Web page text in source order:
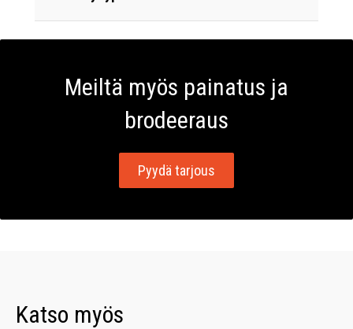
Meiltä myös painatus ja
brodeeraus
Pyydä tarjous
Katso myös